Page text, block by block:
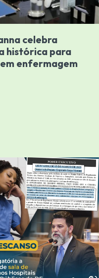
celebra
histórica para
enfermagem